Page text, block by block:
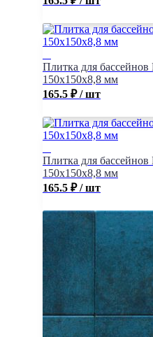
Плитка для бассейнов
150х150х8,8 мм
165.5 ₽ / шт
Плитка для
150х150х8,8 мм
165.5 ₽ / шт